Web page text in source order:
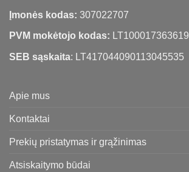
Įmonės kodas: 307022707
PVM mokėtojo kodas: LT100017363619
SEB sąskaita: LT417044090113045535
Apie mus
Kontaktai
Prekių pristatymas ir grąžinimas
Atsiskaitymo būdai